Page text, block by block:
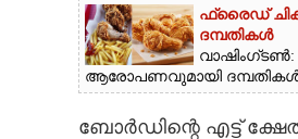
ഫ്രൈഡ്
ദമ്പതികൾ
ആരോപണവുമായി ദമ്പതികൾ
ബോർഡി​ന്റെ എട്ട്